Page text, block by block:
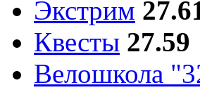
Экстрим
Квесты 27.59
Велошкола